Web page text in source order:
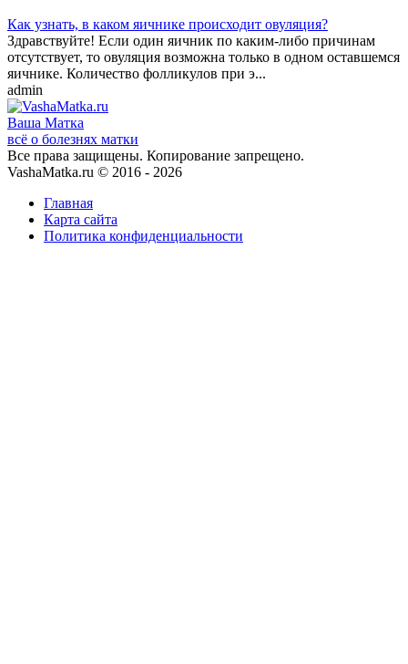
Как узнать, в каком яичнике происходит овуляция?
Здравствуйте! Если один яичник по каким-либо причинам
отсутствует, то овуляция возможна только в одном оставшемся
яичнике. Количество фолликулов при э...
admin
Ваша Матка
всё о болезнях матки
Все права защищены. Копирование запрещено.
VashaMatka.ru © 2016 - 2026
Главная
Карта сайта
Политика конфиденциальности